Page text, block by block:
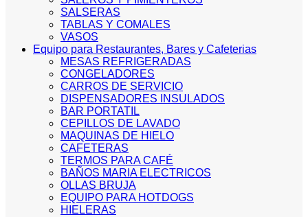
SALSERAS
TABLAS Y COMALES
VASOS
Equipo para Restaurantes, Bares y Cafeterias
MESAS REFRIGERADAS
CONGELADORES
CARROS DE SERVICIO
DISPENSADORES INSULADOS
BAR PORTATIL
CEPILLOS DE LAVADO
MAQUINAS DE HIELO
CAFETERAS
TERMOS PARA CAFÉ
BAÑOS MARIA ELECTRICOS
OLLAS BRUJA
EQUIPO PARA HOTDOGS
HIELERAS